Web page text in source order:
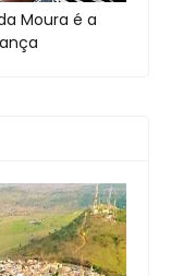
Moura é a